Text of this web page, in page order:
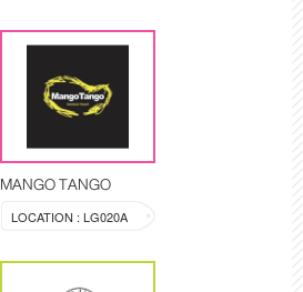
MANGO TANGO
LOCATION : LG020A